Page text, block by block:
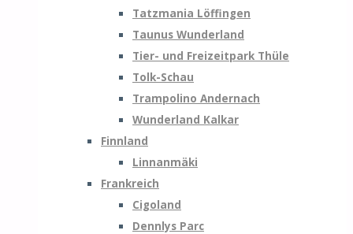
Tatzmania Löffingen
Taunus Wunderland
Tier- und Freizeitpark Thüle
Tolk-Schau
Trampolino Andernach
Wunderland Kalkar
Finnland
Linnanmäki
Frankreich
Cigoland
Dennlys Parc